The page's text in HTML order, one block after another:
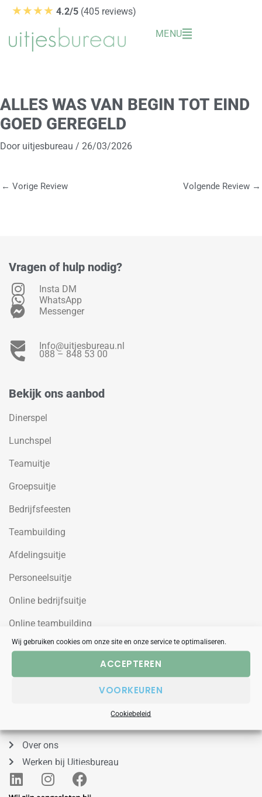
Wij gebruiken cookies om onze site en onze service te optimaliseren.
ACCEPTEREN
VOORKEUREN
Cookiebeleid
de
★★★★ 4.2/5 (405 reviews)
MENU
ALLES WAS VAN BEGIN TOT EIND
GOED GEREGELD
Door uitjesbureau / 26/03/2026
← Vorige Review Volgende Review →
Vragen of hulp nodig?
Insta DM
WhatsApp
Messenger
Info@uitjesbureau.nl
088 – 848 53 00
Bekijk ons aanbod
Dinerspel
Lunchspel
Teamuitje
Groepsuitje
Bedrijfsfeesten
Teambuilding
Afdelingsuitje
Personeelsuitje
Online bedrijfsuitje
Online teambuilding
Over ons
Werken bij Uitjesbureau
L
i
I
n
F
a